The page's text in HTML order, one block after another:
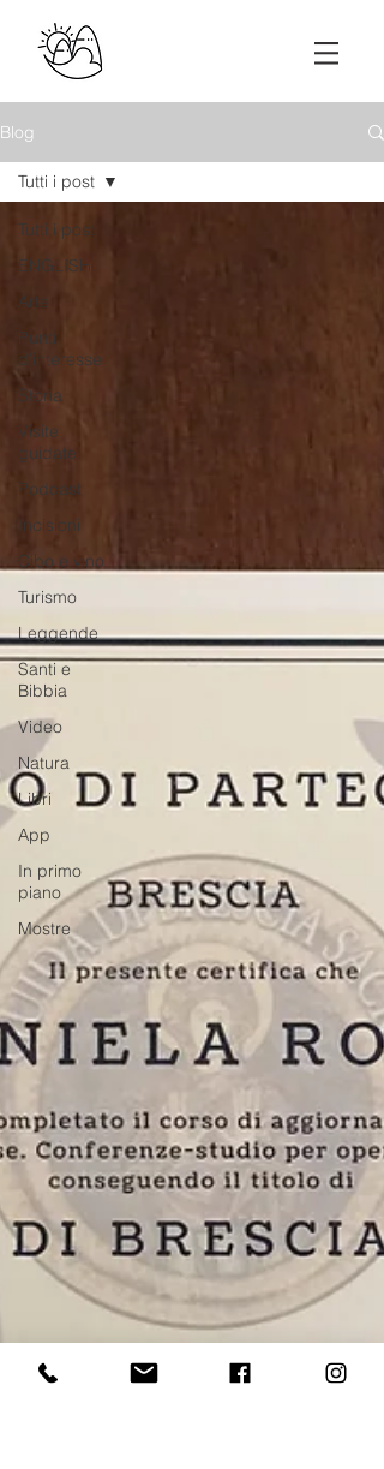
Blog
Tutti i post
ENGLISH
Arte
Punti
d'interesse
Storia
Visite
guidate
Podcast
Incisioni
Cibo e vino
Turismo
Leggende
Santi e
Bibbia
Video
Natura
Libri
App
In primo
piano
Mostre
Tutti i post